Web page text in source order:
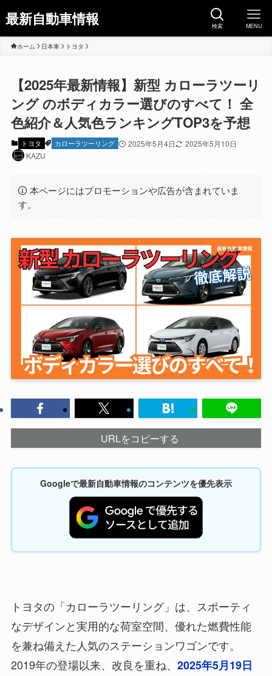
最新自動車情報 検索 MENU
ホーム 日本車 トヨタ
【2025年最新情報】新型 カローラツーリ
ング のボディカラー選びのすべて！ 全
色紹介＆人気色ランキングTOP3を予想
トヨタ カローラツーリング 2025年5月4日
2025年5月10日
KAZU
本ページにはプロモーションや広告が含まれていま
す。
URLをコピーする
Googleで最新自動車情報のコンテンツを優先表示
トヨタの「カローラツーリング」は、スポーティ
なデザインと実用的な荷室空間、優れた燃費性能
を兼ね備えた人気のステーションワゴンです。
2019年の登場以来、改良を重ね、 2025年5月19日